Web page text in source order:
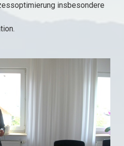
insbesondere